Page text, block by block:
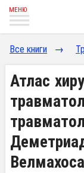
Все книги →
Атлас
Велмахоса